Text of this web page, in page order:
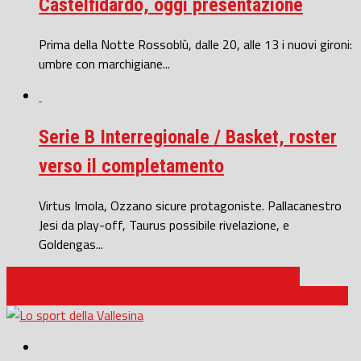
Castelfidardo, oggi presentazione
Prima della Notte Rossoblù, dalle 20, alle 13 i nuovi gironi:
umbre con marchigiane...
Serie B Interregionale / Basket, roster
verso il completamento
Virtus Imola, Ozzano sicure protagoniste. Pallacanestro
Jesi da play-off, Taurus possibile rivelazione, e
Goldengas...